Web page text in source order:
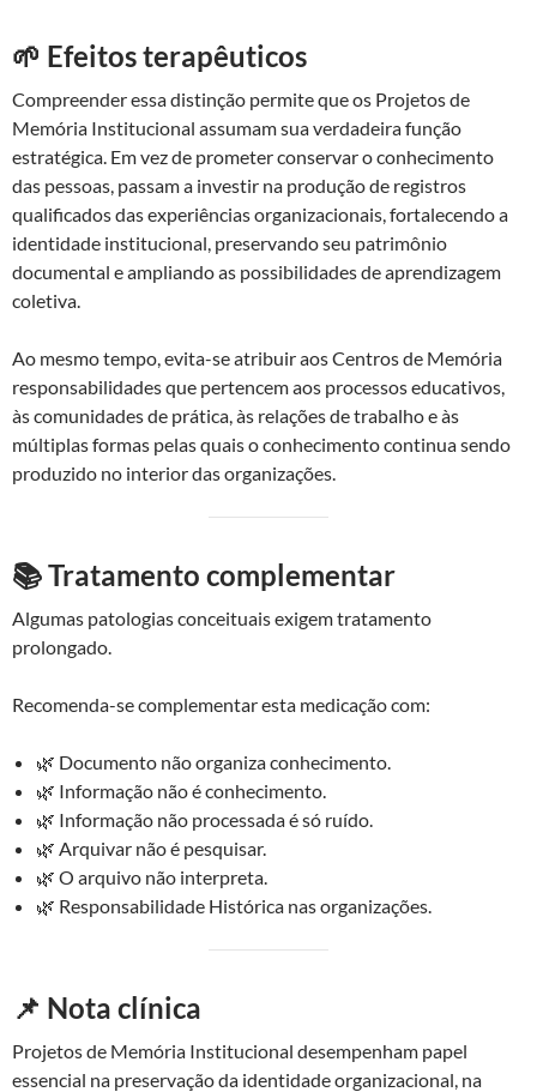
🌱 Efeitos terapêuticos
Compreender essa distinção permite que os Projetos de
Memória Institucional assumam sua verdadeira função
estratégica. Em vez de prometer conservar o conhecimento
das pessoas, passam a investir na produção de registros
qualificados das experiências organizacionais, fortalecendo a
identidade institucional, preservando seu patrimônio
documental e ampliando as possibilidades de aprendizagem
coletiva.
Ao mesmo tempo, evita-se atribuir aos Centros de Memória
responsabilidades que pertencem aos processos educativos,
às comunidades de prática, às relações de trabalho e às
múltiplas formas pelas quais o conhecimento continua sendo
produzido no interior das organizações.
📚 Tratamento complementar
Algumas patologias conceituais exigem tratamento
prolongado.
Recomenda-se complementar esta medicação com:
🌿 Documento não organiza conhecimento.
🌿 Informação não é conhecimento.
🌿 Informação não processada é só ruído.
🌿 Arquivar não é pesquisar.
🌿 O arquivo não interpreta.
🌿 Responsabilidade Histórica nas organizações.
📌 Nota clínica
Projetos de Memória Institucional desempenham papel
essencial na preservação da identidade organizacional, na